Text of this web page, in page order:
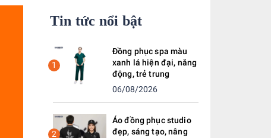
Tin tức nổi bật
1
Đồng phục spa màu
xanh lá hiện đại, năng
động, trẻ trung
06/08/2026
2
Áo đồng phục studio
đẹp, sáng tạo, nâng